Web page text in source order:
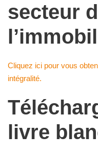
secteur
Cliquez ici pour vous
intégralité.
livre